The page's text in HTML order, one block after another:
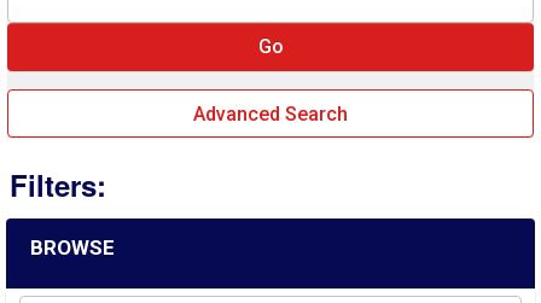
Advanced Search
Filters:
BROWSE